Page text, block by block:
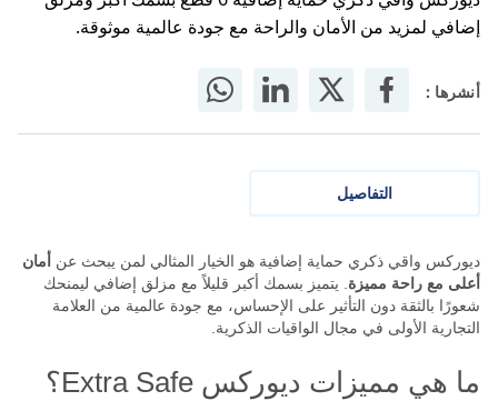
إضافي لمزيد من الأمان والراحة مع جودة عالمية موثوقة.
أنشرها :
التفاصيل
ديوركس واقي ذكري حماية إضافية هو الخيار المثالي لمن يبحث عن
أمان
أعلى مع راحة مميزة . يتميز بسمك أكبر قليلاً مع مزلق إضافي ليمنحك
شعورًا بالثقة دون التأثير على الإحساس، مع جودة عالمية من العلامة
التجارية الأولى في مجال الواقيات الذكرية.
ما هي مميزات ديوركس Extra Safe؟